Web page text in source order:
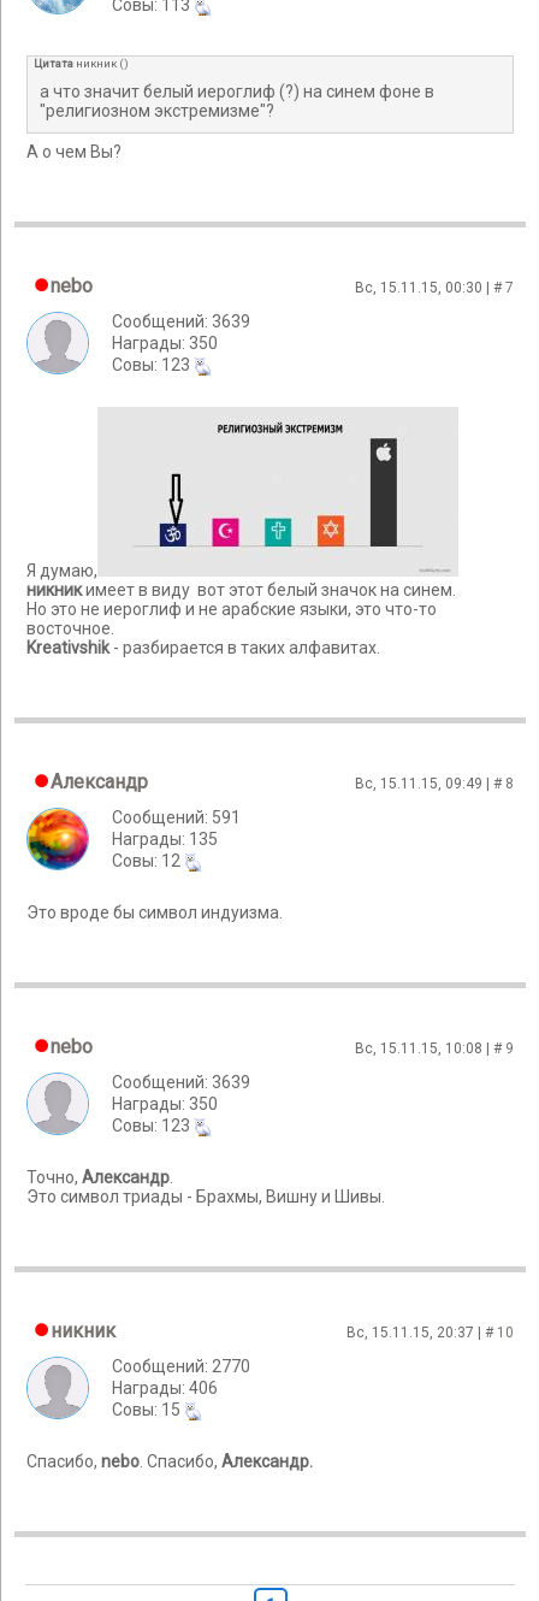
Cовы: 113
Цитата никник ()
а что значит белый иероглиф (?) на синем фоне в
"религиозном экстремизме"?
А о чем Вы?
nebo Вс, 15.11.15, 00:30 | #7
Сообщений: 3639
Награды: 350
Cовы: 123
Я думаю,
никникимеет в виду вот этот белый значок на синем.
Но это не иероглиф и не арабские языки, это что-то
восточное.
Kreativshik- разбирается в таких алфавитах.
Александр Вс, 15.11.15, 09:49 | # 8
Сообщений: 591
Награды: 135
Cовы: 12
Это вроде бы символ индуизма.
nebo Вс, 15.11.15, 10:08 | # 9
Сообщений: 3639
Награды: 350
Cовы: 123
Точно, Александр.
Это символ триады - Брахмы, Вишну и Шивы.
никник Вс, 15.11.15, 20:37 | # 10
Сообщений: 2770
Награды: 406
Cовы: 15
Спасибо, nebo. Спасибо, Александр.